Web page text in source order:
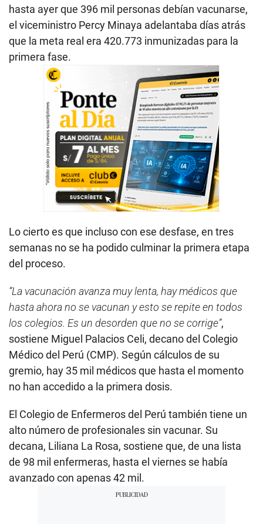
hasta ayer que 396 mil personas debían vacunarse,
el viceministro Percy Minaya adelantaba días atrás
que la meta real era 420.773 inmunizadas para la
primera fase.
Lo cierto es que incluso con ese desfase, en tres
semanas no se ha podido culminar la primera etapa
del proceso.
“La vacunación avanza muy lenta, hay médicos que
hasta ahora no se vacunan y esto se repite en todos
los colegios. Es un desorden que no se corrige”,
sostiene Miguel Palacios Celi, decano del Colegio
Médico del Perú (CMP). Según cálculos de su
gremio, hay 35 mil médicos que hasta el momento
no han accedido a la primera dosis.
El Colegio de Enfermeros del Perú también tiene un
alto número de profesionales sin vacunar. Su
decana, Liliana La Rosa, sostiene que, de una lista
de 98 mil enfermeras, hasta el viernes se había
avanzado con apenas 42 mil.